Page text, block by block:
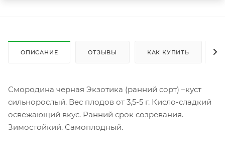
ОПИСАНИЕ ОТЗЫВЫ КАК КУПИТЬ
Смородина черная Экзотика (ранний сорт) –куст
сильнорослый. Вес плодов от 3,5-5 г. Кисло-сладкий
освежающий вкус. Ранний срок созревания.
Зимостойкий. Самоплодный.